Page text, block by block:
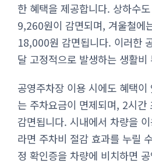
한 혜택을 제공합니다. 상하수
9,260원이 감면되며, 겨울철에
18,000원 감면됩니다. 이러한
달 고정적으로 발생하는 생활비
공영주차장 이용 시에도 혜택이
는 주차요금이 면제되며, 2시
감면됩니다. 시내에서 차량을
라면 주차비 절감 효과를 누릴
정 확인증을 차량에 비치하면